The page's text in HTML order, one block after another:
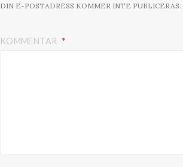
DIN E-POSTADRESS KOMMER INTE PUBLICERAS.
KOMMENTAR